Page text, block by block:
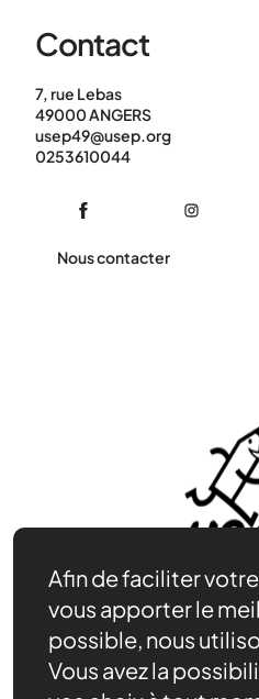
Contact
7, rue Lebas
49000 ANGERS
usep49@usep.org
0253610044
Nous contacter
Être bénévole
Afin de faciliter
vous apporter le
possible, nous
Vous avez la